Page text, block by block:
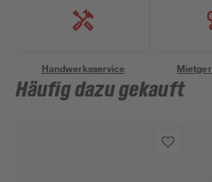
Handwerksservice
Häufig dazu gekauft